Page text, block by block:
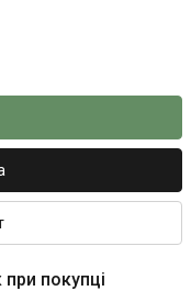
покупці